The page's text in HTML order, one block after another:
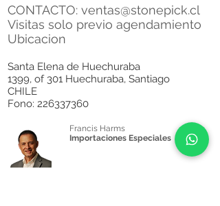
CONTACTO: ventas@stonepick.cl
Visitas solo previo agendamiento
Ubicacion
Santa Elena de Huechuraba
1399, of 301 Huechuraba, Santiago
CHILE
Fono: 226337360
Francis Harms
Importaciones Especiales